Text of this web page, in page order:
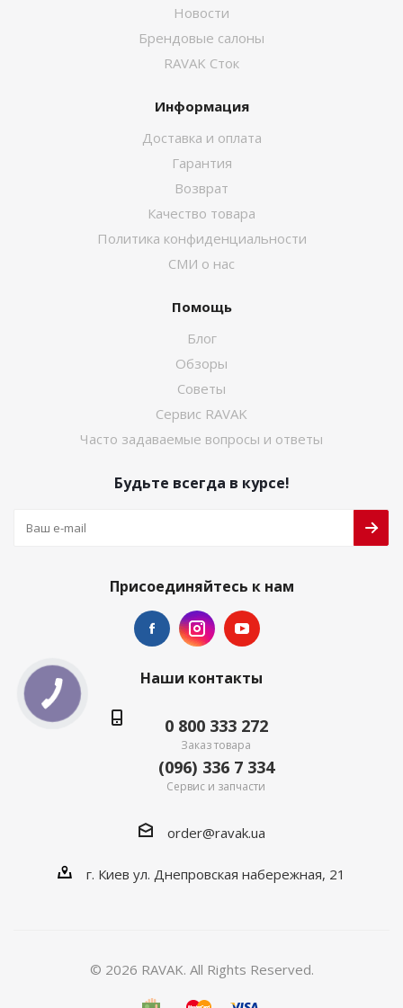
Новости
Брендовые салоны
RAVAK Сток
Информация
Доставка и оплата
Гарантия
Возврат
Качество товара
Политика конфиденциальности
СМИ о нас
Помощь
Блог
Обзоры
Советы
Сервис RAVAK
Часто задаваемые вопросы и ответы
Будьте всегда в курсе!
Присоединяйтесь к нам
Наши контакты
0 800 333 272
Заказ товара
(096) 336 7 334
Сервис и запчасти
order@ravak.ua
г. Киев ул. Днепровская набережная, 21
© 2026 RAVAK. All Rights Reserved.